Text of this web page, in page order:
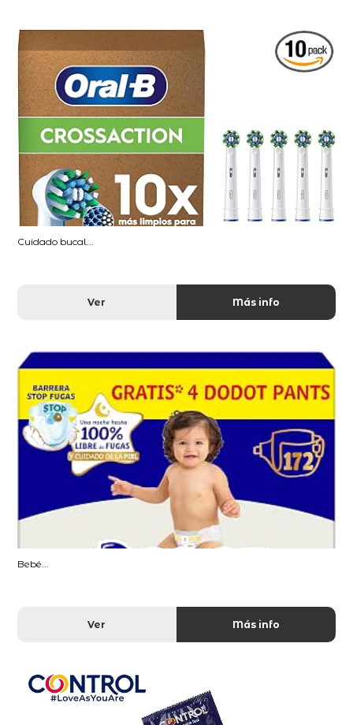
Cuidado bucal...
Ver Más info
Bebé...
Ver Más info